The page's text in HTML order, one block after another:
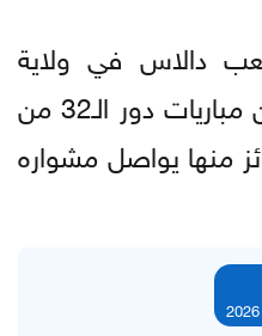
دالاس في ولاية
تكساس الأمريكية، ضمن مباريات دور الـ32 من
2026، والفائز منها يواصل مشواره